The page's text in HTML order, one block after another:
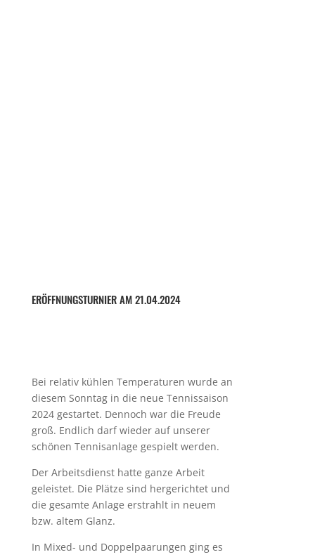
ERÖFFNUNGSTURNIER AM 21.04.2024
Bei relativ kühlen Temperaturen wurde an
diesem Sonntag in die neue Tennissaison
2024 gestartet. Dennoch war die Freude
groß. Endlich darf wieder auf unserer
schönen Tennisanlage gespielt werden.
Der Arbeitsdienst hatte ganze Arbeit
geleistet. Die Plätze sind hergerichtet und
die gesamte Anlage erstrahlt in neuem
bzw. altem Glanz.
In Mixed- und Doppelpaarungen ging es